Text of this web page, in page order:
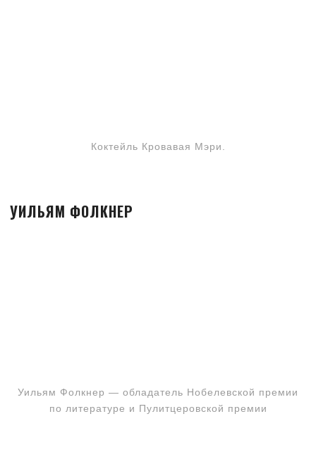
Коктейль Кровавая Мэри.
УИЛЬЯМ ФОЛКНЕР
Уильям Фолкнер — обладатель Нобелевской премии
по литературе и Пулитцеровской премии